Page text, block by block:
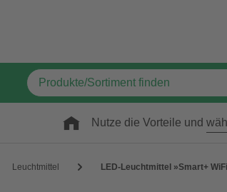
Nutze die Vorteile und
Leuchtmittel LED-Leuchtmittel »Smart+